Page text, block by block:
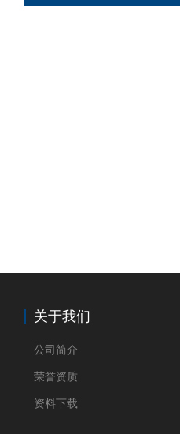
关于我们
公司简介
荣誉资质
资料下载